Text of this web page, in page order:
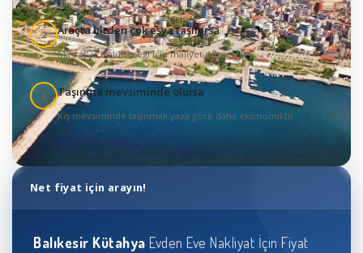
2 Araçta birden çok eşya taşınırsa
Masraflar bölüneceği için maliyet düşer
3 Taşınma mevsiminde olursa
Kış mevsiminde taşınmak yaza göre daha ekonomiktir
Net fiyat için arayın!
Balıkesir Kütahya Evden Eve Nakliyat İçin Fiyat